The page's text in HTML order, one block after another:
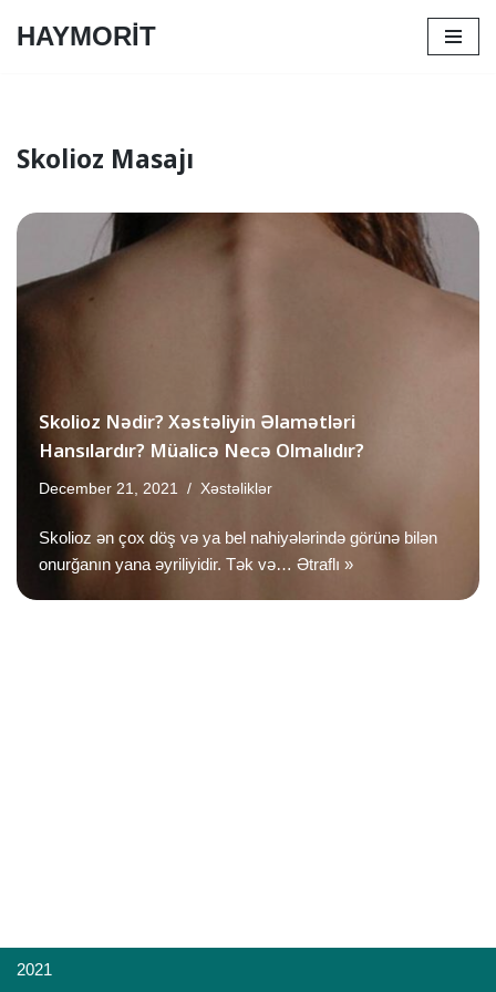
HAYMORİT
Skolioz Masajı
Skolioz Nədir? Xəstəliyin Əlamətləri
Hansılardır? Müalicə Necə Olmalıdır?
December 21, 2021 Xəstəliklər
Skolioz ən çox döş və ya bel nahiyələrində görünə bilən
onurğanın yana əyriliyidir. Tək və… Ətraflı »
2021